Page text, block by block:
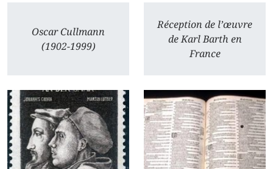
Oscar Cullmann
(1902-1999)
Réception de l’œuvre
de Karl Barth en
France